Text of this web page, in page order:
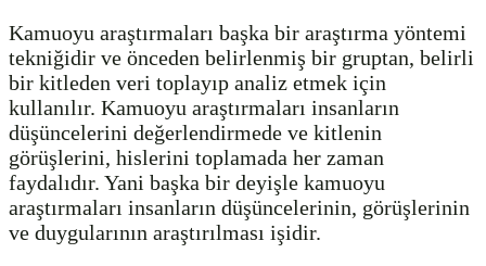
Kamuoyu araştırmaları başka bir araştırma yöntemi
tekniğidir ve önceden belirlenmiş bir gruptan, belirli
bir kitleden veri toplayıp analiz etmek için
kullanılır. Kamuoyu araştırmaları insanların
düşüncelerini değerlendirmede ve kitlenin
görüşlerini, hislerini toplamada her zaman
faydalıdır. Yani başka bir deyişle kamuoyu
araştırmaları insanların düşüncelerinin, görüşlerinin
ve duygularının araştırılması işidir.